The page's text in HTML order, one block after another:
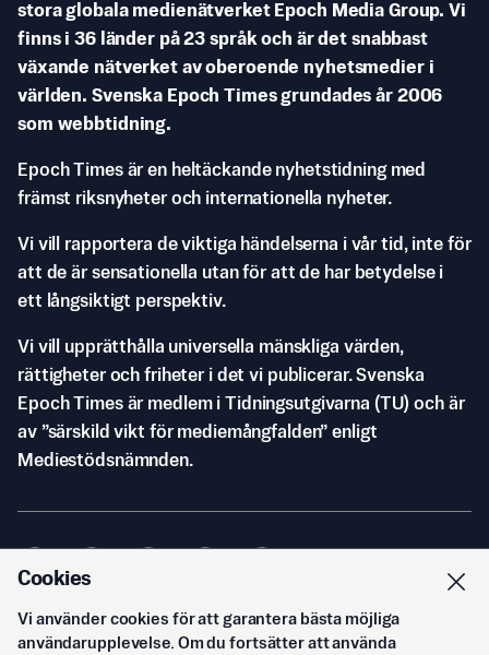
stora globala medienätverket Epoch Media Group. Vi
finns i 36 länder på 23 språk och är det snabbast
växande nätverket av oberoende nyhetsmedier i
världen. Svenska Epoch Times grundades år 2006
som webbtidning.
Epoch Times är en heltäckande nyhetstidning med
främst riksnyheter och internationella nyheter.
Vi vill rapportera de viktiga händelserna i vår tid, inte för
att de är sensationella utan för att de har betydelse i
ett långsiktigt perspektiv.
Vi vill upprätthålla universella mänskliga värden,
rättigheter och friheter i det vi publicerar. Svenska
Epoch Times är medlem i Tidningsutgivarna (TU) och är
av ”särskild vikt för mediemångfalden” enligt
Mediestödsnämnden.
© Svenska Epoch Times AB2026
Cookies
Vi använder cookies för att garantera bästa möjliga
användarupplevelse. Om du fortsätter att använda